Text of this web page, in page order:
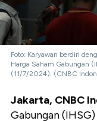
Foto: Karyawan berdiri
Harga Saham Gabungan
(11/7/2024). (CNBC
Jakarta, CNBC
Gabungan